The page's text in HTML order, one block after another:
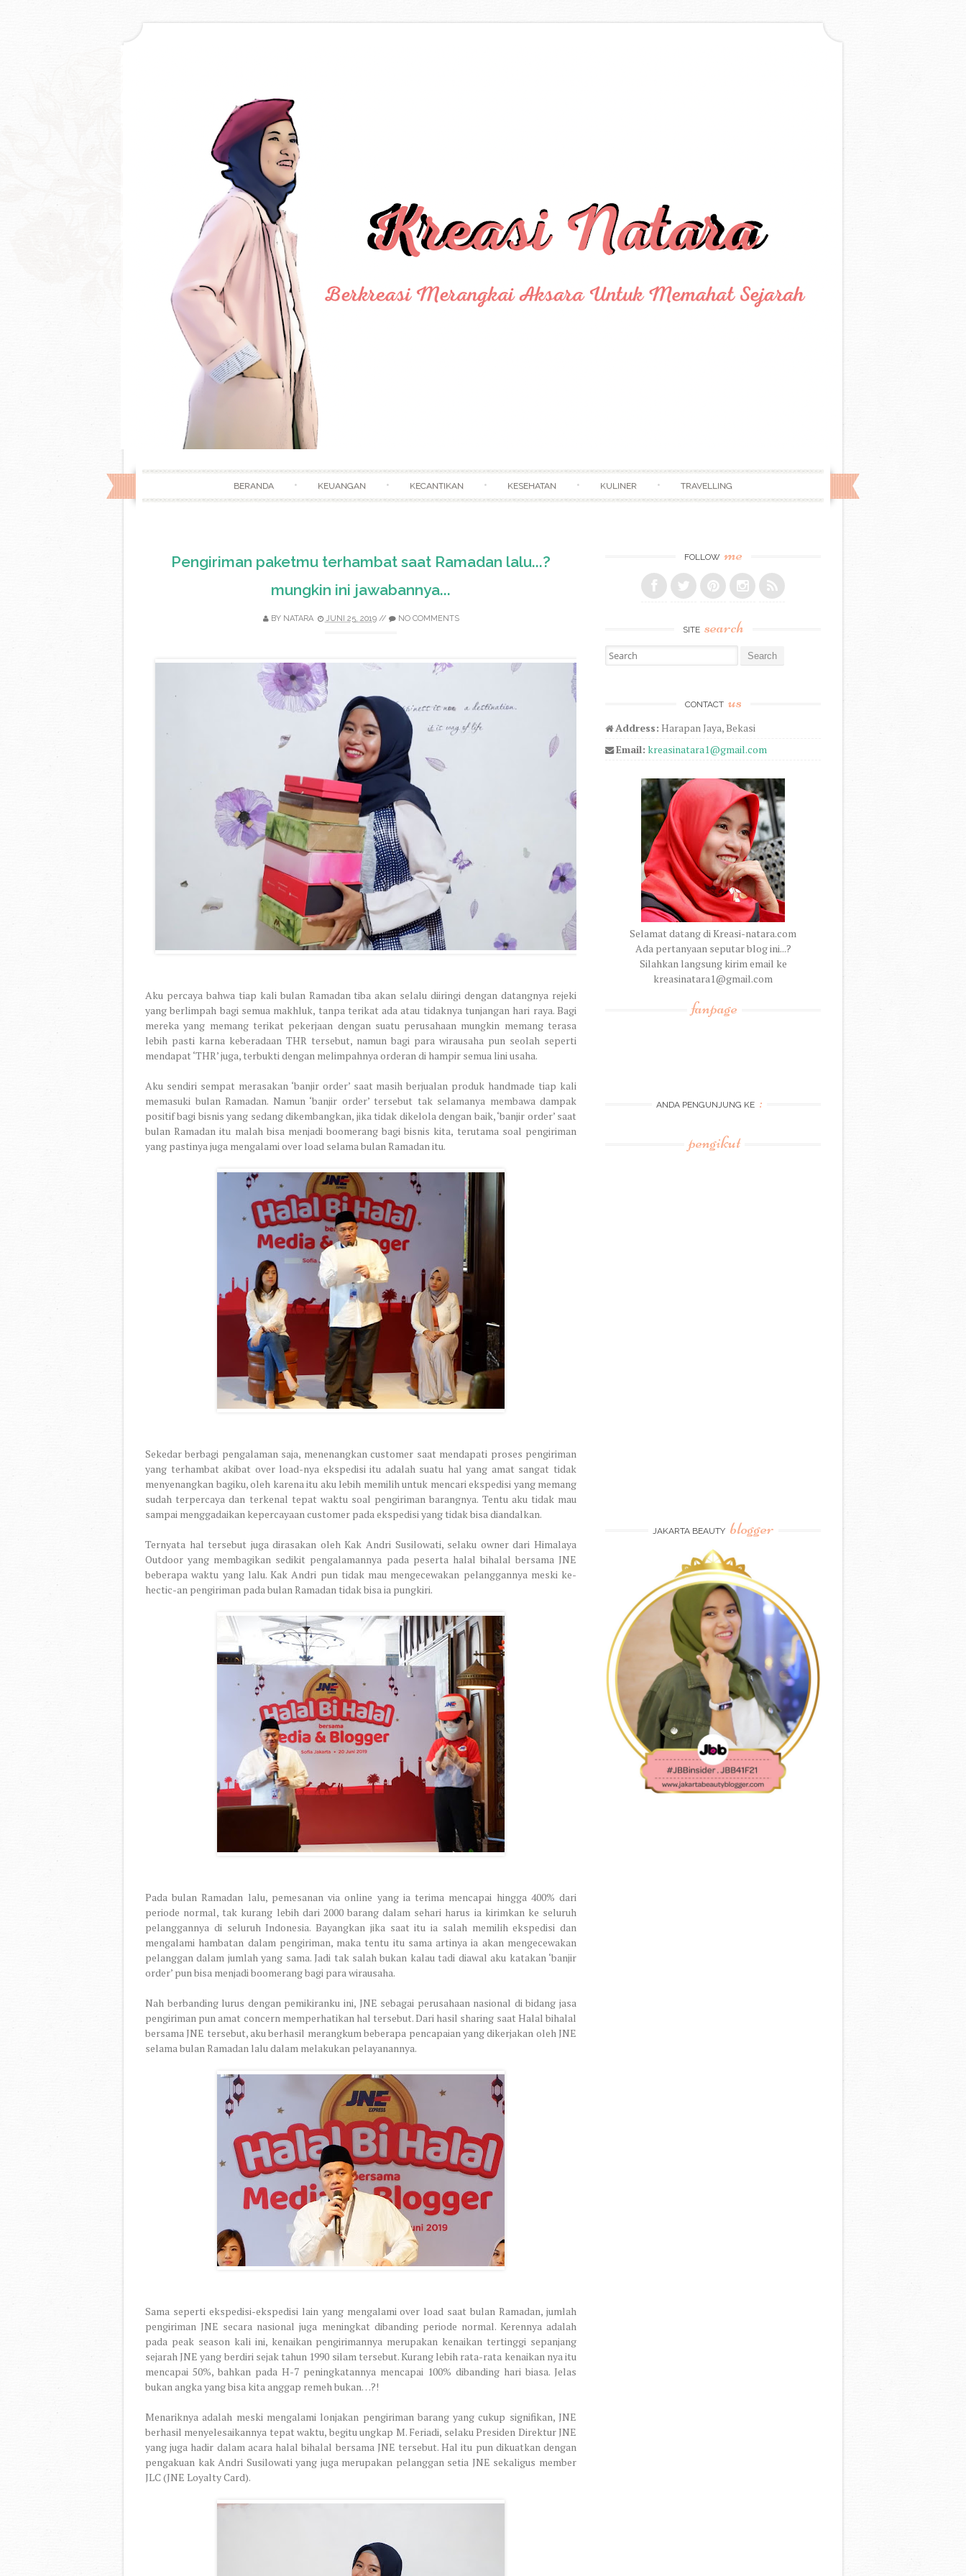
BERANDA KEUANGAN KECANTIKAN KESEHATAN KULINER TRAVELLING
Pengiriman paketmu terhambat saat Ramadan lalu...?
mungkin ini jawabannya...
BY NATARA JUNI 25, 2019// NO COMMENTS
Aku percaya bahwa tiap kali bulan Ramadan tiba akan selalu diiringi dengan datangnya rejeki
yang berlimpah bagi semua makhluk, tanpa terikat ada atau tidaknya tunjangan hari raya. Bagi
mereka yang memang terikat pekerjaan dengan suatu perusahaan mungkin memang terasa
lebih pasti karna keberadaan THR tersebut, namun bagi para wirausaha pun seolah seperti
mendapat ‘THR’ juga, terbukti dengan melimpahnya orderan di hampir semua lini usaha.
Aku sendiri sempat merasakan ‘banjir order’ saat masih berjualan produk handmade tiap kali
memasuki bulan Ramadan. Namun ‘banjir order’ tersebut tak selamanya membawa dampak
positif bagi bisnis yang sedang dikembangkan, jika tidak dikelola dengan baik, ‘banjir order’ saat
bulan Ramadan itu malah bisa menjadi boomerang bagi bisnis kita, terutama soal pengiriman
yang pastinya juga mengalami over load selama bulan Ramadan itu.
Sekedar berbagi pengalaman saja, menenangkan customer saat mendapati proses pengiriman
yang terhambat akibat over load-nya ekspedisi itu adalah suatu hal yang amat sangat tidak
menyenangkan bagiku, oleh karena itu aku lebih memilih untuk mencari ekspedisi yang memang
sudah terpercaya dan terkenal tepat waktu soal pengiriman barangnya. Tentu aku tidak mau
sampai menggadaikan kepercayaan customer pada ekspedisi yang tidak bisa diandalkan.
Ternyata hal tersebut juga dirasakan oleh Kak Andri Susilowati, selaku owner dari Himalaya
Outdoor yang membagikan sedikit pengalamannya pada peserta halal bihalal bersama JNE
beberapa waktu yang lalu. Kak Andri pun tidak mau mengecewakan pelanggannya meski ke-
hectic-an pengiriman pada bulan Ramadan tidak bisa ia pungkiri.
Pada bulan Ramadan lalu, pemesanan via online yang ia terima mencapai hingga 400% dari
periode normal, tak kurang lebih dari 2000 barang dalam sehari harus ia kirimkan ke seluruh
pelanggannya di seluruh Indonesia. Bayangkan jika saat itu ia salah memilih ekspedisi dan
mengalami hambatan dalam pengiriman, maka tentu itu sama artinya ia akan mengecewakan
pelanggan dalam jumlah yang sama. Jadi tak salah bukan kalau tadi diawal aku katakan ‘banjir
order’ pun bisa menjadi boomerang bagi para wirausaha.
Nah berbanding lurus dengan pemikiranku ini, JNE sebagai perusahaan nasional di bidang jasa
pengiriman pun amat concern memperhatikan hal tersebut. Dari hasil sharing saat Halal bihalal
bersama JNE tersebut, aku berhasil merangkum beberapa pencapaian yang dikerjakan oleh JNE
selama bulan Ramadan lalu dalam melakukan pelayanannya.
Sama seperti ekspedisi-ekspedisi lain yang mengalami over load saat bulan Ramadan, jumlah
pengiriman JNE secara nasional juga meningkat dibanding periode normal. Kerennya adalah
pada peak season kali ini, kenaikan pengirimannya merupakan kenaikan tertinggi sepanjang
sejarah JNE yang berdiri sejak tahun 1990 silam tersebut. Kurang lebih rata-rata kenaikan nya itu
mencapai 50%, bahkan pada H-7 peningkatannya mencapai 100% dibanding hari biasa. Jelas
bukan angka yang bisa kita anggap remeh bukan…?!
Menariknya adalah meski mengalami lonjakan pengiriman barang yang cukup signifikan, JNE
berhasil menyelesaikannya tepat waktu, begitu ungkap M. Feriadi, selaku Presiden Direktur JNE
yang juga hadir dalam acara halal bihalal bersama JNE tersebut. Hal itu pun dikuatkan dengan
pengakuan kak Andri Susilowati yang juga merupakan pelanggan setia JNE sekaligus member
JLC (JNE Loyalty Card).
FOLLOW me
SITE search
Search for:
CONTACT us
Address: Harapan Jaya, Bekasi
Email: kreasinatara1@gmail.com
Selamat datang di Kreasi-natara.com
Ada pertanyaan seputar blog ini...?
Silahkan langsung kirim email ke
kreasinatara1@gmail.com
fanpage
ANDA PENGUNJUNG KE :
pengikut
JAKARTA BEAUTY blogger